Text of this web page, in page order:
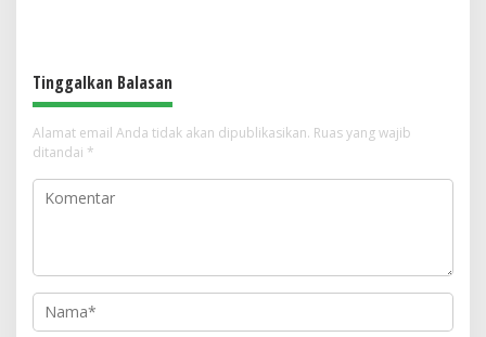
Tinggalkan Balasan
Alamat email Anda tidak akan dipublikasikan. Ruas yang wajib
ditandai *